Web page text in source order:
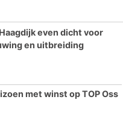
even dicht voor
en uitbreiding
met winst op TOP Oss